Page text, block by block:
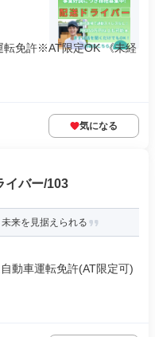
転免許※AT限定OK 《未経
気になる
イバー/103
来を見据えられる
動車運転免許(AT限定可)